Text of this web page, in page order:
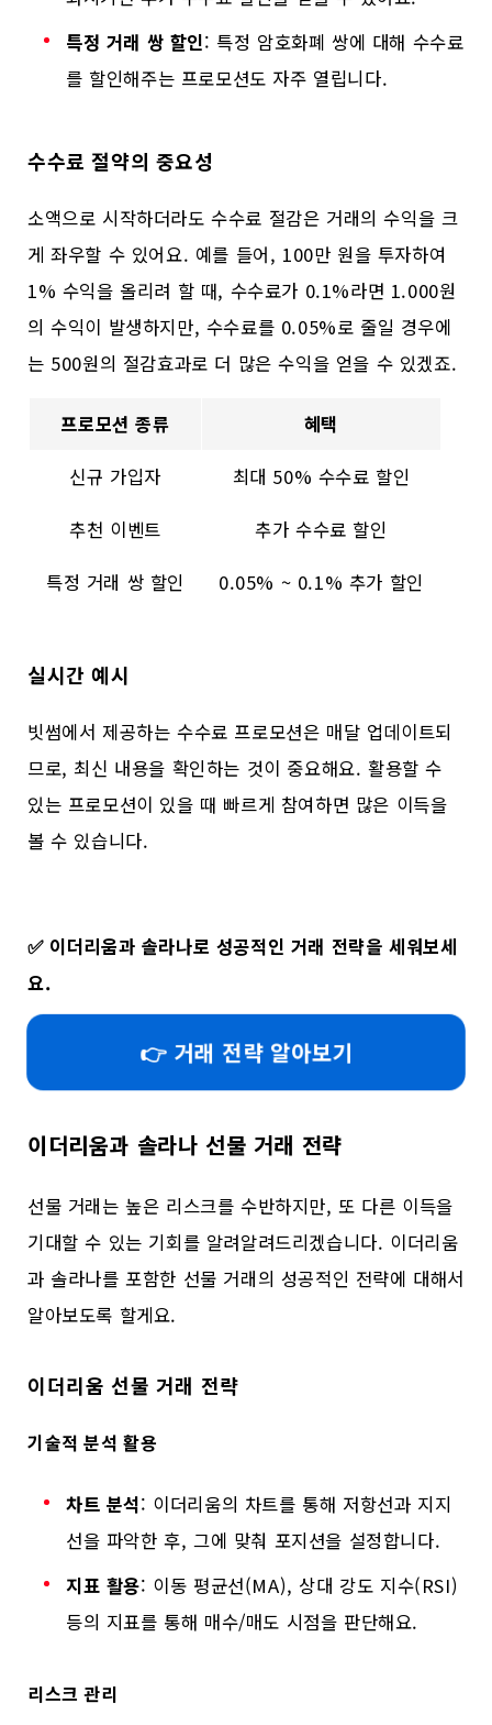
특정 거래 쌍 할인: 특정 암호화폐 쌍에 대해 수수료
를 할인해주는 프로모션도 자주 열립니다.
수수료 절약의 중요성
소액으로 시작하더라도 수수료 절감은 거래의 수익을 크
게 좌우할 수 있어요. 예를 들어, 100만 원을 투자하여
1% 수익을 올리려 할 때, 수수료가 0.1%라면 1.000원
의 수익이 발생하지만, 수수료를 0.05%로 줄일 경우에
는 500원의 절감효과로 더 많은 수익을 얻을 수 있겠죠.
프로모션 종류
혜택
신규 가입자
최대 50% 수수료 할인
추천 이벤트
추가 수수료 할인
특정 거래 쌍 할인
0.05% ~ 0.1% 추가 할인
실시간 예시
빗썸에서 제공하는 수수료 프로모션은 매달 업데이트되
므로, 최신 내용을 확인하는 것이 중요해요. 활용할 수
있는 프로모션이 있을 때 빠르게 참여하면 많은 이득을
볼 수 있습니다.
✅ 이더리움과 솔라나로 성공적인 거래 전략을 세워보세
요.
👉 거래 전략 알아보기
이더리움과 솔라나 선물 거래 전략
선물 거래는 높은 리스크를 수반하지만, 또 다른 이득을
기대할 수 있는 기회를 알려알려드리겠습니다. 이더리움
과 솔라나를 포함한 선물 거래의 성공적인 전략에 대해서
알아보도록 할게요.
이더리움 선물 거래 전략
기술적 분석 활용
차트 분석: 이더리움의 차트를 통해 저항선과 지지
선을 파악한 후, 그에 맞춰 포지션을 설정합니다.
지표 활용: 이동 평균선(MA), 상대 강도 지수(RSI)
등의 지표를 통해 매수/매도 시점을 판단해요.
리스크 관리